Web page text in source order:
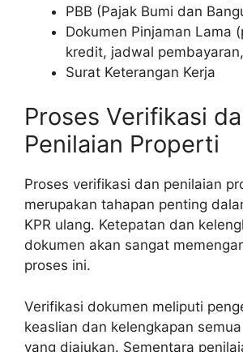
PBB (Pajak Bumi dan
Dokumen Pinjaman Lama
kredit, jadwal
Surat Keterangan Kerja
Proses Verifikasi
Penilaian Properti
Proses verifikasi dan penilaian
merupakan tahapan penting
KPR ulang. Ketepatan dan
dokumen akan sangat
proses ini.
Verifikasi dokumen meliputi
keaslian dan kelengkapan
yang diajukan. Sementara